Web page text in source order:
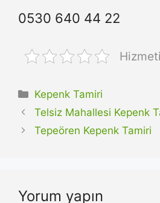
0530 640 44 22
Kategoriler
Kepenk Tamiri
Telsiz Mahallesi Kepenk
Tepeören Kepenk Tamiri
Yorum yapın